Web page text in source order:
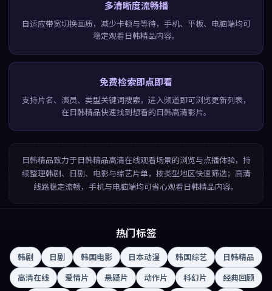
多清晰度流畅播
自适应带宽切换画质，减少卡顿与等待，手机、平板、电脑端均可
稳定观看日韩精品内容。
免费检索即点即看
支持片名、演员、类型关键词搜索，进入频道即可浏览更新列表，
在日韩精品快速找到想看的日韩高清影片。
日韩精品致力于日韩精品高清在线观看场景的浏览与点播体验，持
续整理韩剧、日剧、电影与综艺片单，按类型地区快速筛选；高清
线路稳定流畅，手机与电脑端均可省心观看日韩精品内容。
热门标签
韩剧 日剧 韩国电影 日本动漫 韩国综艺
日韩精品
高清在线
爱情片 悬疑片 动作片 科幻片
经典回顾